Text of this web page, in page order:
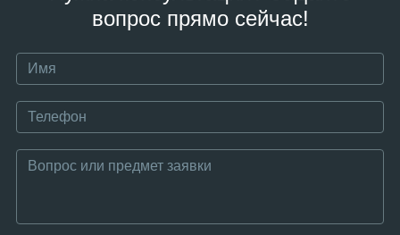
вопрос прямо сейчас!